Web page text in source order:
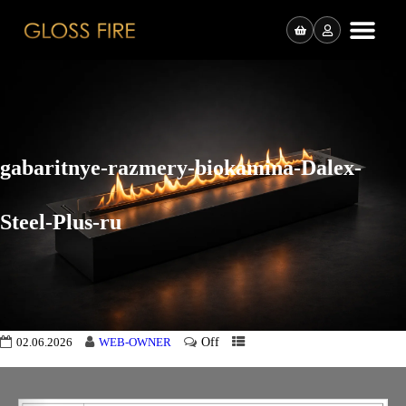
gabaritnye-razmery-biokamina-Dalex-
Steel-Plus-ru
02.06.2026 WEB-OWNER Off